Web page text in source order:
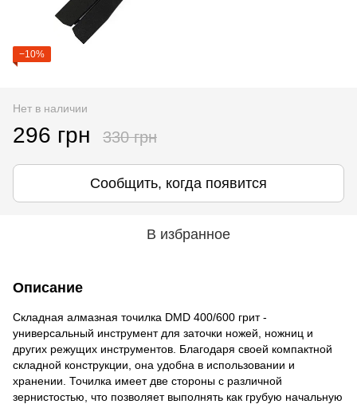
−10%
Нет в наличии
296 грн 330 грн
Сообщить, когда появится
В избранное
Описание
Складная алмазная точилка DMD 400/600 грит -
универсальный инструмент для заточки ножей, ножниц и
других режущих инструментов. Благодаря своей компактной
складной конструкции, она удобна в использовании и
хранении. Точилка имеет две стороны с различной
зернистостью, что позволяет выполнять как грубую начальную